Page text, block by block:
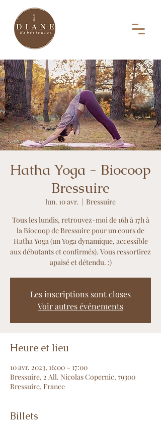
Hatha Yoga - Biocoop
Bressuire
lun. 10 avr.
  |
Bressuire
Tous les lundis, retrouvez-moi de 16h à 17h à
la Biocoop de Bressuire pour un cours de
Hatha Yoga (un Yoga dynamique, accessible
aux débutants et confirmés). Vous ressortirez
apaisé et détendu. :)
Les inscriptions sont closes
Voir autres événements
Heure et lieu
10 avr. 2023, 16:00 – 17:00
Bressuire, 2 All. Nicolas Copernic, 79300
Bressuire, France
Billets